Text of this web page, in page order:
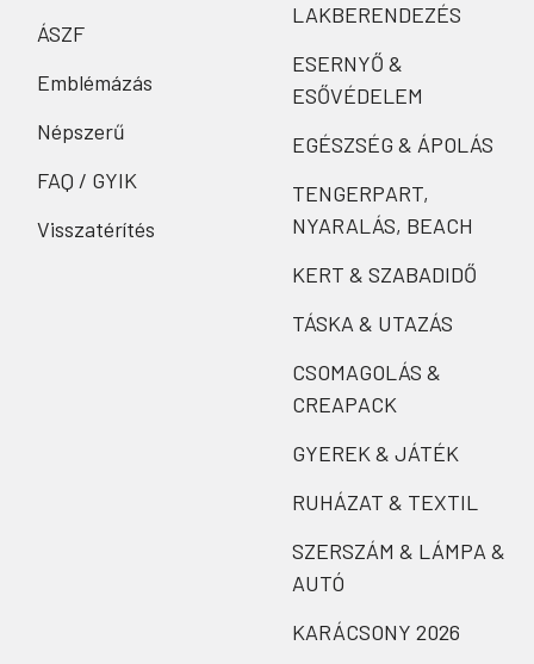
ÁSZF
Emblémázás
Népszerű
FAQ / GYIK
Visszatérítés
LAKBERENDEZÉS
ESERNYŐ &
ESŐVÉDELEM
EGÉSZSÉG & ÁPOLÁS
TENGERPART,
NYARALÁS, BEACH
KERT & SZABADIDŐ
TÁSKA & UTAZÁS
CSOMAGOLÁS &
CREAPACK
GYEREK & JÁTÉK
RUHÁZAT & TEXTIL
SZERSZÁM & LÁMPA &
AUTÓ
KARÁCSONY 2026